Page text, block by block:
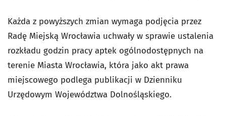
Każda z powyższych zmian wymaga podjęcia przez
Radę Miejską Wrocławia uchwały w sprawie ustalenia
rozkładu godzin pracy aptek ogólnodostępnych na
terenie Miasta Wrocławia, która jako akt prawa
miejscowego podlega publikacji w Dzienniku
Urzędowym Województwa Dolnośląskiego.